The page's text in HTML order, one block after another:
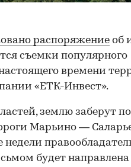
распоряжение об
съемки популярного
времени
«ЕТК-Инвест».
землю заберут
Марьино —
недели
будет